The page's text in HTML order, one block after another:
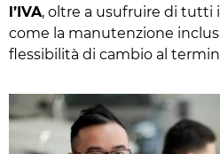
l’IVA, oltre a usufruire di tutti
come la manutenzione
flessibilità di cambio al